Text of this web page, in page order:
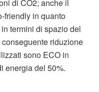
di CO2; anche il
friendly in quanto
termini di spazio del
riduzione
sono ECO in
energia del 50%.